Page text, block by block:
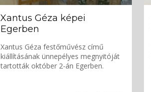
Xantus Géza képei
Egerben
Xantus Géza festőművész című
kiállításának ünnepélyes megnyitóját
tartották október 2-án Egerben.